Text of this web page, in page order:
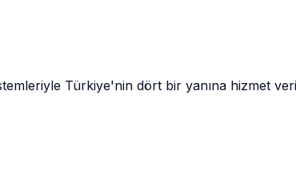
Türkiye'nin dört bir yanına hizmet